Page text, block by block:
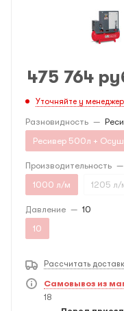
475 764
Уточняйте у
Разновидность —
Ресивер 500л +
Производительность —
1000 л/м
1205 л/
Давление — 10
10
Рассчитать
Самовывоз из
18